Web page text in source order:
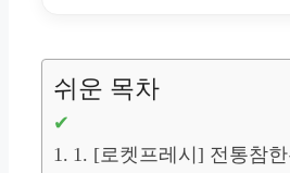
쉬운 목차
1. [로켓프레시] 전통참